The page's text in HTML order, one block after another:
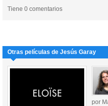
Tiene 0 comentarios
Otras películas de Jesús Garay
por